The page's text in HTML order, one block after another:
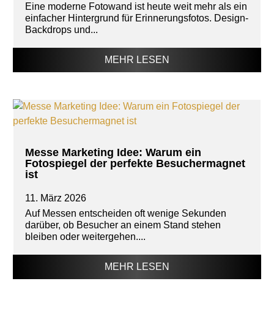
Eine moderne Fotowand ist heute weit mehr als ein
einfacher Hintergrund für Erinnerungsfotos. Design-
Backdrops und...
MEHR LESEN
Messe Marketing Idee: Warum ein
Fotospiegel der perfekte Besuchermagnet
ist
11. März 2026
Auf Messen entscheiden oft wenige Sekunden
darüber, ob Besucher an einem Stand stehen
bleiben oder weitergehen....
MEHR LESEN